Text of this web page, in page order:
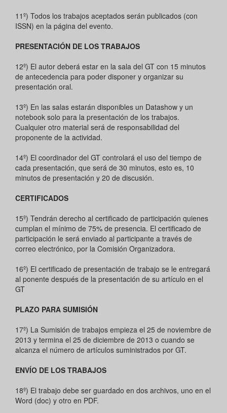
11º) Todos los trabajos aceptados serán publicados (con
ISSN) en la página del evento.
PRESENTACIÓN DE LOS TRABAJOS
12º) El autor deberá estar en la sala del GT con 15 minutos
de antecedencia para poder disponer y organizar su
presentación oral.
13º) En las salas estarán disponibles un Datashow y un
notebook solo para la presentación de los trabajos.
Cualquier otro material será de responsabilidad del
proponente de la actividad.
14º) El coordinador del GT controlará el uso del tiempo de
cada presentación, que será de 30 minutos, esto es, 10
minutos de presentación y 20 de discusión.
CERTIFICADOS
15º) Tendrán derecho al certificado de participación quienes
cumplan el mínimo de 75% de presencia. El certificado de
participación le será enviado al participante a través de
correo electrónico, por la Comisión Organizadora.
16º) El certificado de presentación de trabajo se le entregará
al ponente después de la presentación de su artículo en el
GT
PLAZO PARA SUMISIÓN
17º) La Sumisión de trabajos empieza el 25 de noviembre de
2013 y termina el 25 de diciembre de 2013 o cuando se
alcanza el número de artículos suministrados por GT.
ENVÍO DE LOS TRABAJOS
18º) El trabajo debe ser guardado en dos archivos, uno en el
Word (doc) y otro en PDF.